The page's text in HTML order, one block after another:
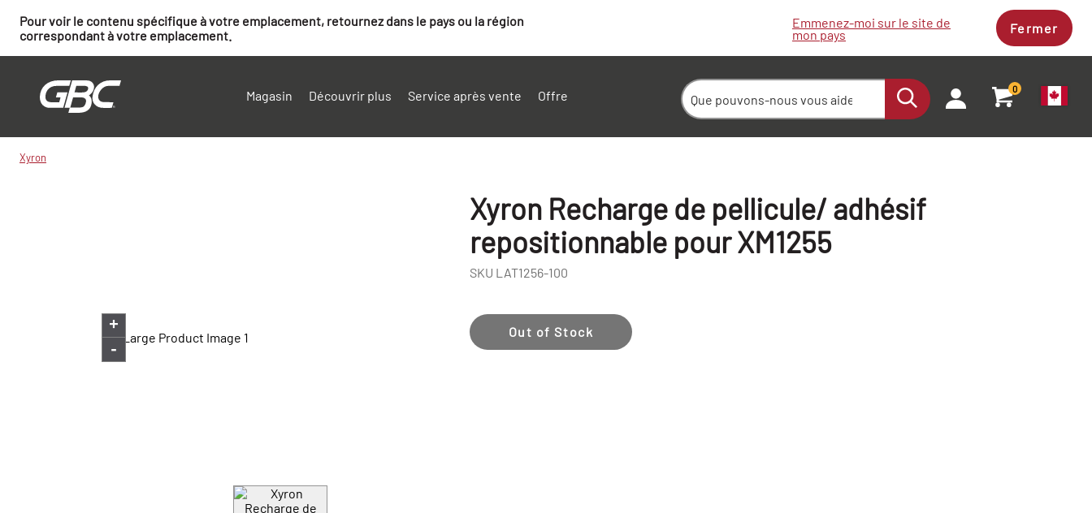
Pour voir le contenu spécifique à votre emplacement, retournez dans le pays ou la région
correspondant à votre emplacement.
Emmenez-moi sur le site de
mon pays Fermer
Magasin Découvrir plus Service après vente Offre 0
Xyron
+
-
Xyron Recharge de pellicule/ adhésif
repositionnable pour XM1255
SKU LAT1256-100
Out of Stock